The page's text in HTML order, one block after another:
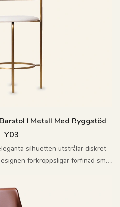
I Metall Med Ryggstöd
Y03
silhuetten utstrålar diskret
förkroppsligar förfinad smak